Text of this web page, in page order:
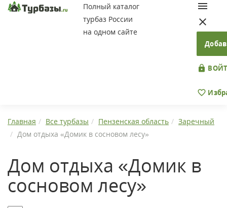
Полный каталог
турбаз России
на одном сайте
Главная Все турбазы Пензенская область
Заречный
Дом отдыха «Домик в сосновом лесу»
Дом отдыха «Домик в
сосновом лесу»